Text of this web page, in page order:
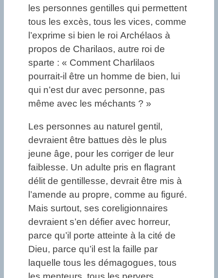
les personnes gentilles qui permettent
tous les excès, tous les vices, comme
l’exprime si bien le roi Archélaos à
propos de Charilaos, autre roi de
sparte : « Comment Charlilaos
pourrait-il être un homme de bien, lui
qui n’est dur avec personne, pas
même avec les méchants ? »
Les personnes au naturel gentil,
devraient être battues dès le plus
jeune âge, pour les corriger de leur
faiblesse. Un adulte pris en flagrant
délit de gentillesse, devrait être mis à
l’amende au propre, comme au figuré.
Mais surtout, ses coreligionnaires
devraient s’en défier avec horreur,
parce qu’il porte atteinte à la cité de
Dieu, parce qu’il est la faille par
laquelle tous les démagogues, tous